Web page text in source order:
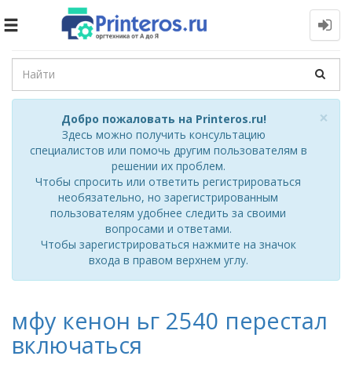
Toggle
×
Добро пожаловать на Printeros.ru!
Здесь можно получить консультацию
специалистов или помочь другим пользователям в
решении их проблем.
Чтобы спросить или ответить регистрироваться
необязательно, но зарегистрированным
пользователям удобнее следить за своими
вопросами и ответами.
Чтобы зарегистрироваться нажмите на значок
входа в правом верхнем углу.
мфу кенон ьг 2540 перестал
включаться